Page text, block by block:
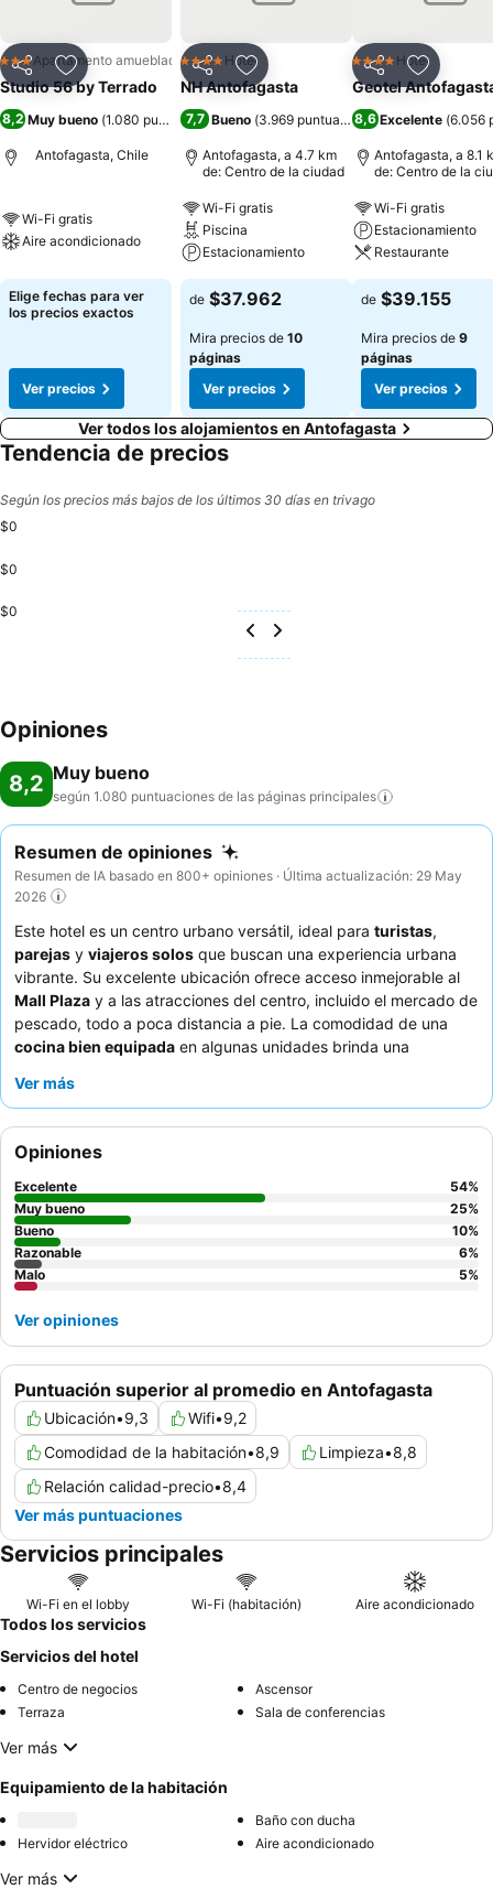
CompartirAgregar a favoritos
3 EstrellasApartamento amueblado
Studio 56 by Terrado
8,2 Muy bueno (1.080 puntuaciones)
Antofagasta, Chile
Wi-Fi gratis
Aire acondicionado
Elige fechas para ver
los precios exactos
Ver precios
CompartirAgregar a favoritos
4 EstrellasHotel
NH Antofagasta
7,7 Bueno (3.969 puntuaciones)
Antofagasta, a 4.7 km
de: Centro de la ciudad
Wi-Fi gratis
Piscina
Estacionamiento
de $37.962
Mira precios de 10
páginas
Ver precios
CompartirAgregar
4 EstrellasHotel
Geotel
8,6 Excelente (6.056
Antofagasta, a 8.1
de: Centro de la
Wi-Fi gratis
Estacionamiento
Restaurante
de $39.155
Mira precios de 9
páginas
Ver precios
Ver todos los alojamientos en Antofagasta
Tendencia de precios
Según los precios más bajos de los últimos 30 días en trivago
$0
$0
$0
Opiniones
8,2 Muy bueno
según 1.080 puntuaciones de las páginas principales
Resumen de opiniones
Resumen de IA basado en 800+ opiniones · Última actualización: 29 May
2026
Este hotel es un centro urbano versátil, ideal para turistas,
parejas y viajeros solos que buscan una experiencia urbana
vibrante. Su excelente ubicación ofrece acceso inmejorable al
Mall Plaza y a las atracciones del centro, incluido el mercado de
pescado, todo a poca distancia a pie. La comodidad de una
cocina bien equipada en algunas unidades brinda una
constantemente al
estancia más tranquila con vistas potencialmente mejores, se
recomienda solicitar una
Ver más
Puntuación superior al promedio en Antofagasta
Ubicación•9,3 Wifi•9,2
Comodidad de la habitación•8,9 Limpieza•8,8
Relación calidad-precio•8,4
Ver más puntuaciones
Opiniones
Excelente 54%
Muy bueno
25%
Bueno
10%
Razonable
6%
Malo
5%
Ver opiniones
Servicios principales
Wi-Fi en el lobby Wi-Fi (habitación) Aire acondicionado
Todos los servicios
Servicios del hotel
Centro de negocios
Ascensor
Terraza
Sala de conferencias
Ver más
Equipamiento de la habitación
Baño con ducha
Hervidor eléctrico
Aire acondicionado
Ver más